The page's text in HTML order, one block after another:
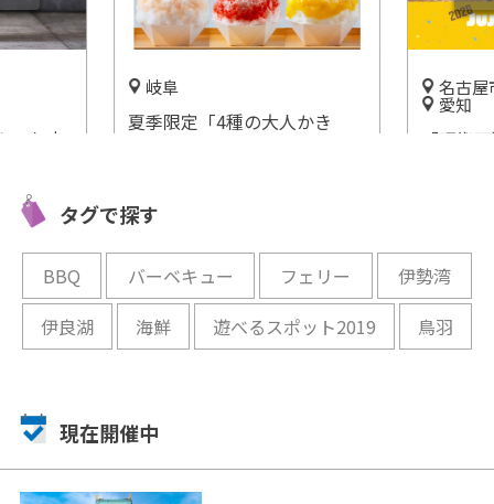
お店
鹿の
岐阜
夏季限定「4種の大人かき
名古屋
愛知
「呪術
タグで探す
BBQ バーベキュー フェリー
伊勢湾
伊良湖
海鮮 遊べるスポット2019 鳥羽
現在開催中